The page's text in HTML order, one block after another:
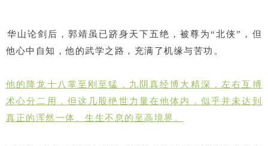
华山论剑后，郭靖虽已跻身天下五绝，被尊为“北侠”，但
他心中自知，他的武学之路，充满了机缘与苦功。
他的降龙十八掌至刚至猛，九阴真经博大精深，左右互搏
术心分二用，但这几股绝世力量在他体内，似乎并未达到
真正的浑然一体、生生不息的至高境界。